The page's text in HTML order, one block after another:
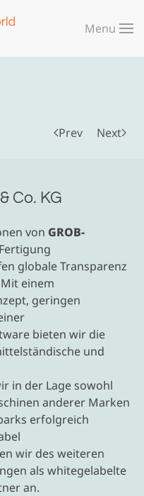
Menu
Prev Next
Co. KG
von GROB-
globale Transparenz
einem
geringen
bieten wir die
und
in der Lage sowohl
anderer Marken
erfolgreich
wir des weiteren
als whitegelabelte
an.